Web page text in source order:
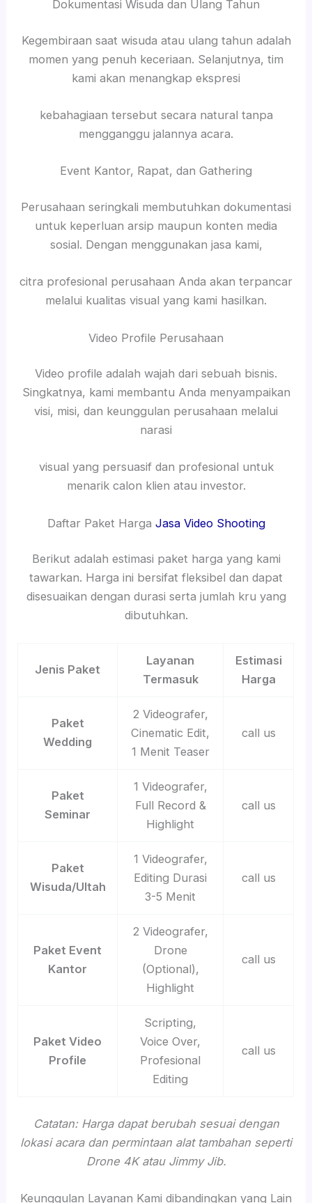
Dokumentasi Wisuda dan Ulang Tahun
Kegembiraan saat wisuda atau ulang tahun adalah
momen yang penuh keceriaan. Selanjutnya, tim
kami akan menangkap ekspresi
kebahagiaan tersebut secara natural tanpa
mengganggu jalannya acara.
Event Kantor, Rapat, dan Gathering
Perusahaan seringkali membutuhkan dokumentasi
untuk keperluan arsip maupun konten media
sosial. Dengan menggunakan jasa kami,
citra profesional perusahaan Anda akan terpancar
melalui kualitas visual yang kami hasilkan.
Video Profile Perusahaan
Video profile adalah wajah dari sebuah bisnis.
Singkatnya, kami membantu Anda menyampaikan
visi, misi, dan keunggulan perusahaan melalui
narasi
visual yang persuasif dan profesional untuk
menarik calon klien atau investor.
Daftar Paket Harga Jasa Video Shooting
Berikut adalah estimasi paket harga yang kami
tawarkan. Harga ini bersifat fleksibel dan dapat
disesuaikan dengan durasi serta jumlah kru yang
dibutuhkan.
Jenis Paket
Layanan
Termasuk
Estimasi
Harga
Paket
Wedding
2 Videografer,
Cinematic Edit,
1 Menit Teaser
call us
Paket
Seminar
1 Videografer,
Full Record &
Highlight
call us
Paket
Wisuda/Ultah
1 Videografer,
Editing Durasi
3-5 Menit
call us
Paket Event
Kantor
2 Videografer,
Drone
(Optional),
Highlight
call us
Paket Video
Profile
Scripting,
Voice Over,
Profesional
Editing
call us
Catatan: Harga dapat berubah sesuai dengan
lokasi acara dan permintaan alat tambahan seperti
Drone 4K atau Jimmy Jib.
Keunggulan Layanan Kami dibandingkan yang Lain